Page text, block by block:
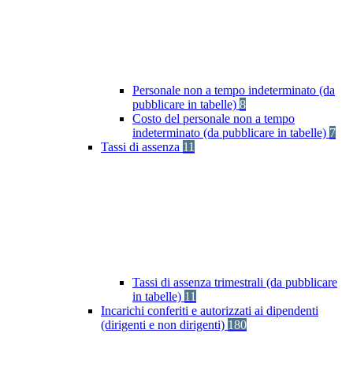
Personale non a tempo indeterminato (da
pubblicare in tabelle) 8
Costo del personale non a tempo
indeterminato (da pubblicare in tabelle) 7
Tassi di assenza 11
Tassi di assenza trimestrali (da pubblicare
in tabelle) 11
Incarichi conferiti e autorizzati ai dipendenti
(dirigenti e non dirigenti) 180